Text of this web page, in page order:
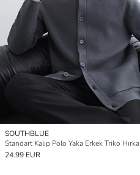
SOUTHBLUE
Standart Kalıp Polo Yaka Erkek Triko Hırka
24.99 EUR